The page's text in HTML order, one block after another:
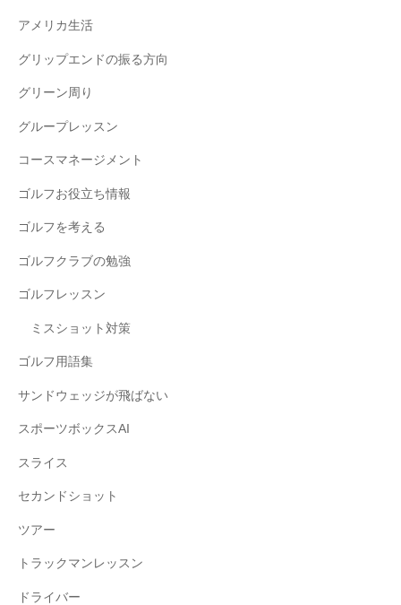
アメリカ生活
グリップエンドの振る方向
グリーン周り
グループレッスン
コースマネージメント
ゴルフお役立ち情報
ゴルフを考える
ゴルフクラブの勉強
ゴルフレッスン
ミスショット対策
ゴルフ用語集
サンドウェッジが飛ばない
スポーツボックスAI
スライス
セカンドショット
ツアー
トラックマンレッスン
ドライバー